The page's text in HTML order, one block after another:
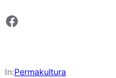
Facebook
In:Permakultura